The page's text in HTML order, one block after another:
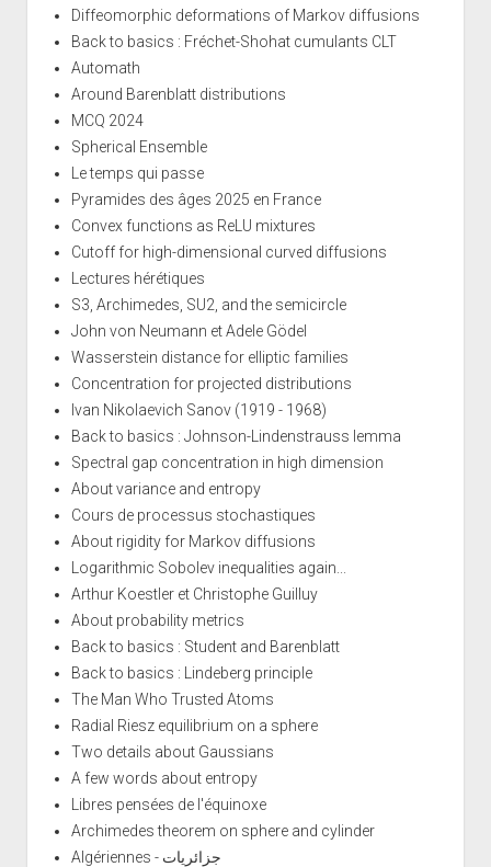
Diffeomorphic deformations of Markov diffusions
Back to basics : Fréchet-Shohat cumulants CLT
Automath
Around Barenblatt distributions
MCQ 2024
Spherical Ensemble
Le temps qui passe
Pyramides des âges 2025 en France
Convex functions as ReLU mixtures
Cutoff for high-dimensional curved diffusions
Lectures hérétiques
S3, Archimedes, SU2, and the semicircle
John von Neumann et Adele Gödel
Wasserstein distance for elliptic families
Concentration for projected distributions
Ivan Nikolaevich Sanov (1919 - 1968)
Back to basics : Johnson-Lindenstrauss lemma
Spectral gap concentration in high dimension
About variance and entropy
Cours de processus stochastiques
About rigidity for Markov diffusions
Logarithmic Sobolev inequalities again...
Arthur Koestler et Christophe Guilluy
About probability metrics
Back to basics : Student and Barenblatt
Back to basics : Lindeberg principle
The Man Who Trusted Atoms
Radial Riesz equilibrium on a sphere
Two details about Gaussians
A few words about entropy
Libres pensées de l'équinoxe
Archimedes theorem on sphere and cylinder
Algériennes - جزائريات